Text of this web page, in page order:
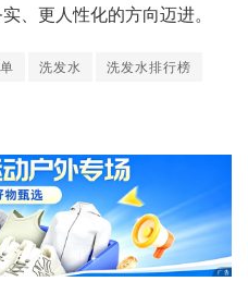
、更人性化的方向迈进。
洗发水
洗发水排行榜